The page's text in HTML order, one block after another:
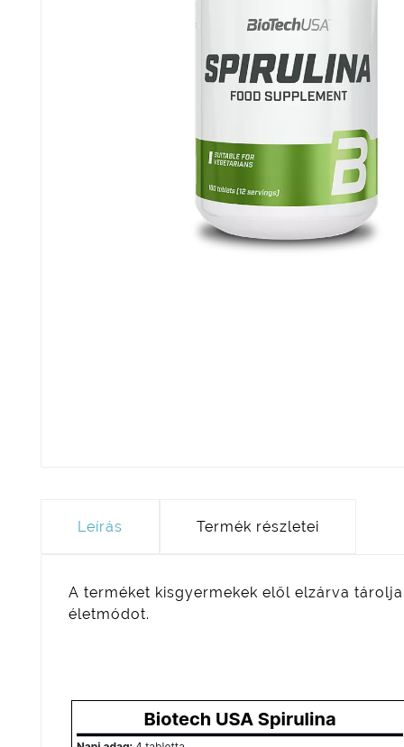
Leírás Termék részletei
A terméket kisgyermekek elől elzárva
életmódot.